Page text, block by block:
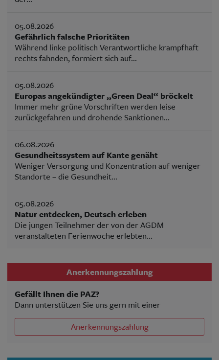
05.08.2026
Gefährlich falsche Prioritäten
Während linke politisch Verantwortliche krampfhaft
rechts fahnden, formiert sich auf...
05.08.2026
Europas angekündigter „Green Deal“ bröckelt
Immer mehr grüne Vorschriften werden leise
zurückgefahren und drohende Sanktionen...
06.08.2026
Gesundheitssystem auf Kante genäht
Weniger Versorgung und Konzentration auf weniger
Standorte – die Gesundheit...
05.08.2026
Natur entdecken, Deutsch erleben
Die jungen Teilnehmer der von der AGDM
veranstalteten Ferienwoche erlebten...
Anerkennungszahlung
Gefällt Ihnen die PAZ?
Dann unterstützen Sie uns gern mit einer
Anerkennungszahlung